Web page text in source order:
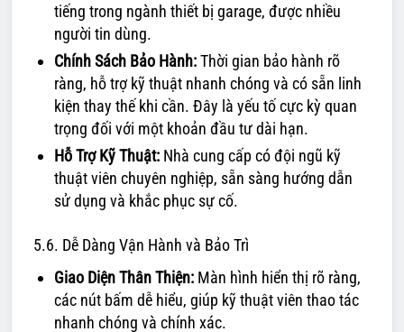
tiếng trong ngành thiết bị garage, được nhiều
người tin dùng.
Chính Sách Bảo Hành:Thời gian bảo hành rõ
ràng, hỗ trợ kỹ thuật nhanh chóng và có sẵn linh
kiện thay thế khi cần. Đây là yếu tố cực kỳ quan
trọng đối với một khoản đầu tư dài hạn.
Hỗ Trợ Kỹ Thuật: Nhà cung cấp có đội ngũ kỹ
thuật viên chuyên nghiệp, sẵn sàng hướng dẫn
sử dụng và khắc phục sự cố.
5.6. Dễ Dàng Vận Hành và Bảo Trì
Giao Diện Thân Thiện: Màn hình hiển thị rõ ràng,
các nút bấm dễ hiểu, giúp kỹ thuật viên thao tác
nhanh chóng và chính xác.